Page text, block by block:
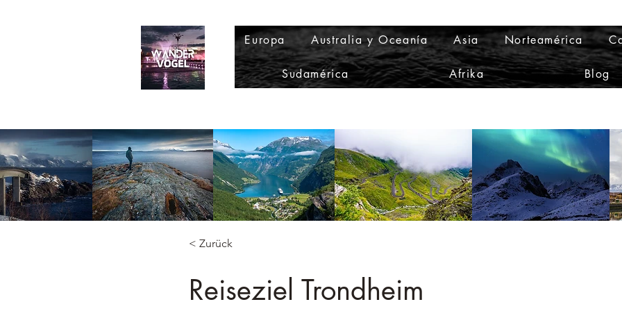
Europa Australia y Oceanía Asia Norteamérica
Sudamérica Afrika Blog
< Zurück
Reiseziel Trondheim